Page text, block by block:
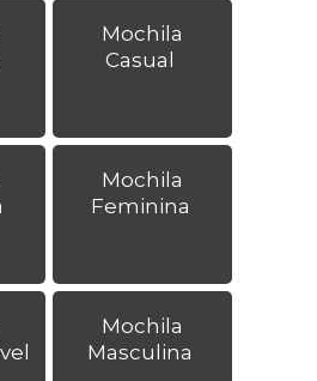
Mochila
Casual
Mochila
Feminina
Mochila
Masculina